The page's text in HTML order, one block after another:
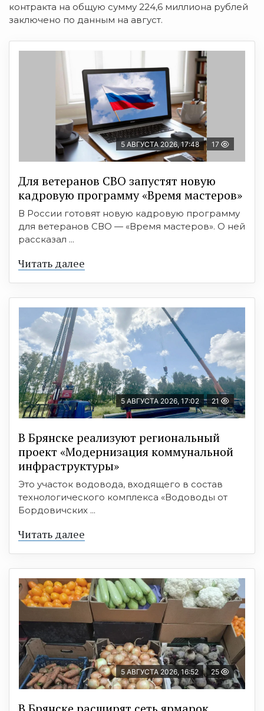
контракта на общую сумму 224,6 миллиона рублей
заключено по данным на август.
5 АВГУСТА 2026, 17:48 17
Для ветеранов СВО запустят новую
кадровую программу «Время мастеров»
В России готовят новую кадровую программу
для ветеранов СВО — «Время мастеров». О ней
рассказал ...
Читать далее
5 АВГУСТА 2026, 17:02 21
В Брянске реализуют региональный
проект «Модернизация коммунальной
инфраструктуры»
Это участок водовода, входящего в состав
технологического комплекса «Водоводы от
Бордовичских ...
Читать далее
5 АВГУСТА 2026, 16:52 25